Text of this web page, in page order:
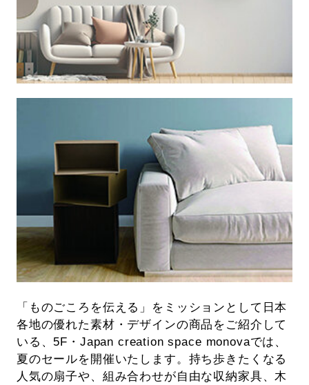
「ものごころを伝える」をミッションとして日本
各地の優れた素材・デザインの商品をご紹介して
いる、5F・Japan creation space monovaでは、
夏のセールを開催いたします。持ち歩きたくなる
人気の扇子や、組み合わせが自由な収納家具、木